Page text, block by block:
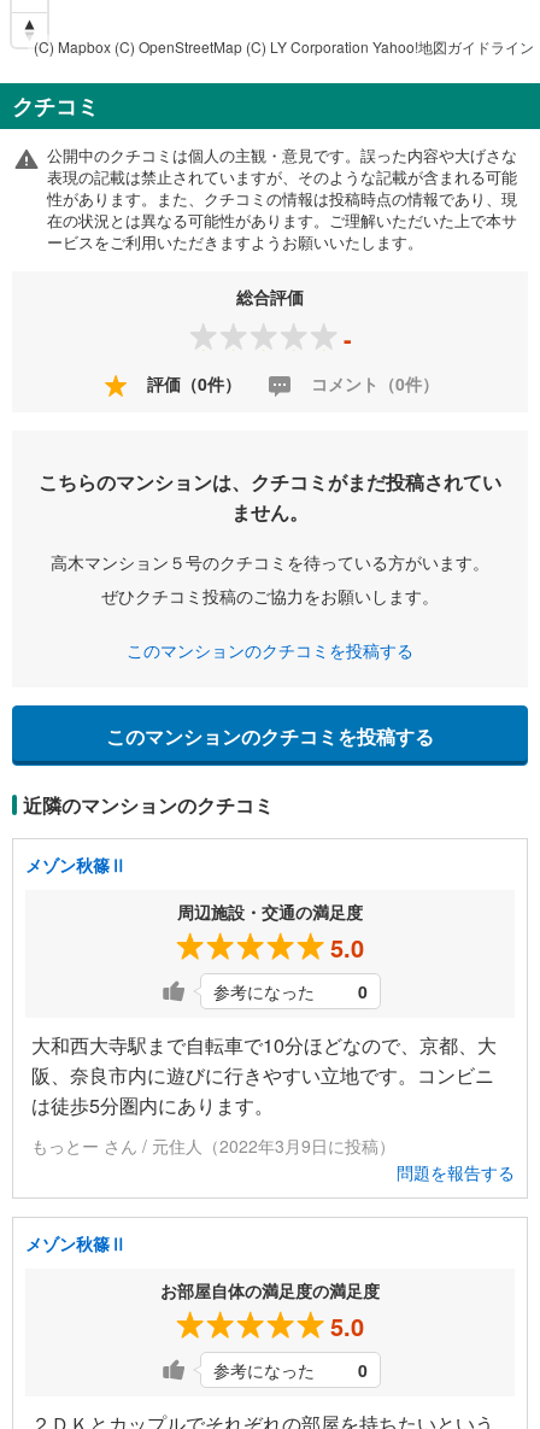
(C) Mapbox (C) OpenStreetMap (C) LY Corporation Yahoo!地図ガイドライン
クチコミ
公開中のクチコミは個人の主観・意見です。誤った内容や大げさな
表現の記載は禁止されていますが、そのような記載が含まれる可能
性があります。また、クチコミの情報は投稿時点の情報であり、現
在の状況とは異なる可能性があります。ご理解いただいた上で本サ
ービスをご利用いただきますようお願いいたします。
総合評価
-
評価（0件） コメント（0件）
こちらのマンションは、クチコミがまだ投稿されてい
ません。
高木マンション５号のクチコミを待っている方がいます。
ぜひクチコミ投稿のご協力をお願いします。
このマンションのクチコミを投稿する
このマンションのクチコミを投稿する
近隣のマンションのクチコミ
メゾン秋篠Ⅱ
周辺施設・交通の満足度
5.0
参考になった 0
大和西大寺駅まで自転車で10分ほどなので、京都、大
阪、奈良市内に遊びに行きやすい立地です。コンビニ
は徒歩5分圏内にあります。
もっとー さん / 元住人（2022年3月9日に投稿）
問題を報告する
メゾン秋篠Ⅱ
お部屋自体の満足度の満足度
5.0
参考になった 0